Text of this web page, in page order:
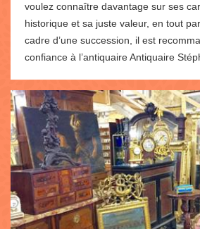
voulez connaître davantage sur ses
historique et sa juste valeur, en tout
cadre d’une succession, il est
confiance à l’antiquaire Antiquaire